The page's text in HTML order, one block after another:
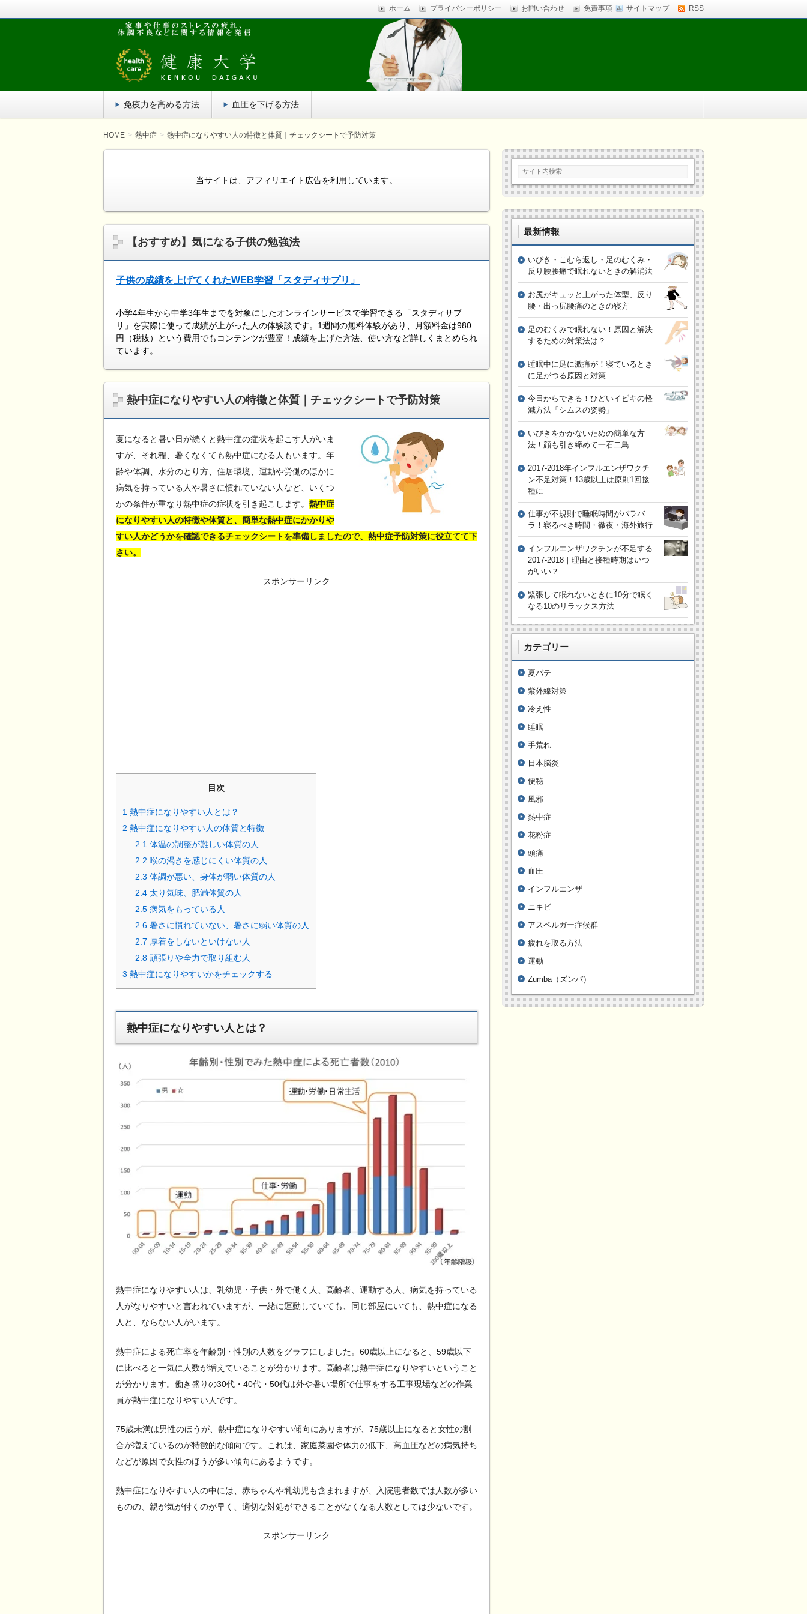
サイトマップ RSS
ホーム プライバシーポリシー お問い合わせ 免責事項
健康大学
疲れがたまってだるい！家事や仕事のストレスに疲れ、体調不良に悩まされているなら、自分で簡
単にでき、効果がある方法を紹介します。
免疫力を高める方法 血圧を下げる方法
HOME 熱中症 熱中症になりやすい人の特徴と体質｜チェックシートで予防対策
当サイトは、アフィリエイト広告を利用しています。
【おすすめ】気になる子供の勉強法
子供の成績を上げてくれたWEB学習「スタディサプリ」
小学4年生から中学3年生までを対象にしたオンラインサービスで学習できる「スタディサプ
リ」を実際に使って成績が上がった人の体験談です。1週間の無料体験があり、月額料金は980
円（税抜）という費用でもコンテンツが豊富！成績を上げた方法、使い方など詳しくまとめられ
ています。
熱中症になりやすい人の特徴と体質｜チェックシートで予防対策
夏になると暑い日が続くと熱中症の症状を起こす人がいま
すが、それ程、暑くなくても熱中症になる人もいます。年
齢や体調、水分のとり方、住居環境、運動や労働のほかに
病気を持っている人や暑さに慣れていない人など、いくつ
かの条件が重なり熱中症の症状を引き起こします。 熱中症
になりやすい人の特徴や体質と、簡単な熱中症にかかりや
すい人かどうかを確認できるチェックシートを準備しましたので、熱中症予防対策に役立てて下
さい。
スポンサーリンク
目次
1 熱中症になりやすい人とは？
2 熱中症になりやすい人の体質と特徴
2.1 体温の調整が難しい体質の人
2.2 喉の渇きを感じにくい体質の人
2.3 体調が悪い、身体が弱い体質の人
2.4 太り気味、肥満体質の人
2.5 病気をもっている人
2.6 暑さに慣れていない、暑さに弱い体質の人
2.7 厚着をしないといけない人
2.8 頑張りや全力で取り組む人
3 熱中症になりやすいかをチェックする
熱中症になりやすい人とは？
熱中症になりやすい人は、乳幼児・子供・外で働く人、高齢者、運動する人、病気を持っている
人がなりやすいと言われていますが、一緒に運動していても、同じ部屋にいても、熱中症になる
人と、ならない人がいます。
熱中症による死亡率を年齢別・性別の人数をグラフにしました。60歳以上になると、59歳以下
に比べると一気に人数が増えていることが分かります。高齢者は熱中症になりやすいということ
が分かります。働き盛りの30代・40代・50代は外や暑い場所で仕事をする工事現場などの作業
員が熱中症になりやすい人です。
75歳未満は男性のほうが、熱中症になりやすい傾向にありますが、75歳以上になると女性の割
合が増えているのが特徴的な傾向です。これは、家庭菜園や体力の低下、高血圧などの病気持ち
などが原因で女性のほうが多い傾向にあるようです。
熱中症になりやすい人の中には、赤ちゃんや乳幼児も含まれますが、入院患者数では人数が多い
ものの、親が気が付くのが早く、適切な対処ができることがなくなる人数としては少ないです。
スポンサーリンク
最新情報
いびき・こむら返し・足のむくみ・
反り腰腰痛で眠れないときの解消法
お尻がキュッと上がった体型、反り
腰・出っ尻腰痛のときの寝方
足のむくみで眠れない！原因と解決
するための対策法は？
睡眠中に足に激痛が！寝ているとき
に足がつる原因と対策
今日からできる！ひどいイビキの軽
減方法「シムスの姿勢」
いびきをかかないための簡単な方
法！顔も引き締めて一石二鳥
2017-2018年インフルエンザワクチ
ン不足対策！13歳以上は原則1回接
種に
仕事が不規則で睡眠時間がバラバ
ラ！寝るべき時間・徹夜・海外旅行
インフルエンザワクチンが不足する
2017-2018｜理由と接種時期はいつ
がいい？
緊張して眠れないときに10分で眠く
なる10のリラックス方法
カテゴリー
夏バテ
紫外線対策
冷え性
睡眠
手荒れ
日本脳炎
便秘
風邪
熱中症
花粉症
頭痛
血圧
インフルエンザ
ニキビ
アスペルガー症候群
疲れを取る方法
運動
Zumba（ズンバ）